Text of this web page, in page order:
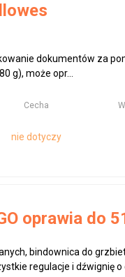
dokumentów za
g), może opr...
Cecha
nie dotyczy
oprawia do
bindownica do
regulacje i dźwignię o